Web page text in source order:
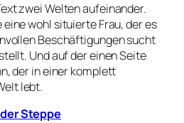
zwei Welten aufeinander.
wohl situierte Frau, der es
Beschäftigungen sucht
Und auf der einen Seite
der in einer komplett
lebt.
Steppe